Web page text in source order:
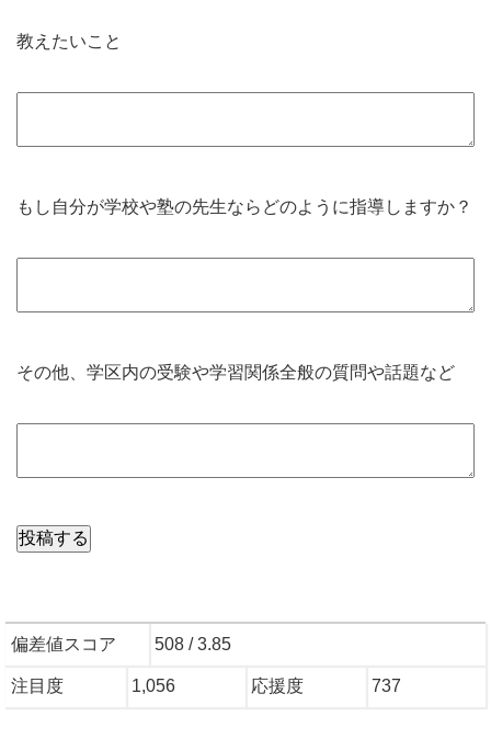
教えたいこと
もし自分が学校や塾の先生ならどのように指導しますか？
その他、学区内の受験や学習関係全般の質問や話題など
偏差値スコア 508 / 3.85
注目度 1,056 応援度 737